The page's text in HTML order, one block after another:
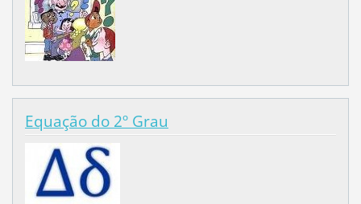
Equação do 2º Grau